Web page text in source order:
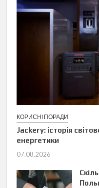
КОРИСНІ ПОРАДИ
Jackery: історія
енергетики
07.08.2026